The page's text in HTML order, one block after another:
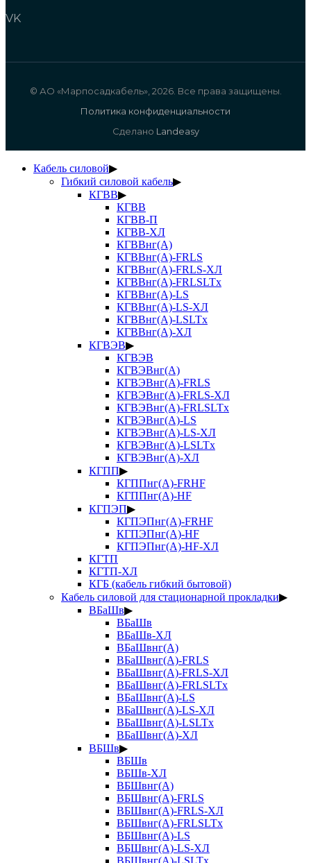
VK
© АО «Марпосадкабель», 2026. Все права защищены.
Политика конфиденциальности
Сделано Landeasy
Кабель силовой▶
Гибкий силовой кабель▶
КГВВ▶
КГВВ
КГВВ-П
КГВВ-ХЛ
КГВВнг(А)
КГВВнг(А)-FRLS
КГВВнг(А)-FRLS-ХЛ
КГВВнг(А)-FRLSLTx
КГВВнг(А)-LS
КГВВнг(А)-LS-ХЛ
КГВВнг(А)-LSLTx
КГВВнг(А)-ХЛ
КГВЭВ▶
КГВЭВ
КГВЭВнг(А)
КГВЭВнг(А)-FRLS
КГВЭВнг(А)-FRLS-ХЛ
КГВЭВнг(А)-FRLSLTx
КГВЭВнг(А)-LS
КГВЭВнг(А)-LS-ХЛ
КГВЭВнг(А)-LSLTx
КГВЭВнг(А)-ХЛ
КГПП▶
КГППнг(А)-FRHF
КГППнг(А)-HF
КГПЭП▶
КГПЭПнг(А)-FRHF
КГПЭПнг(А)-HF
КГПЭПнг(А)-HF-ХЛ
КГТП
КГТП-ХЛ
КГБ (кабель гибкий бытовой)
Кабель силовой для стационарной прокладки▶
ВБаШв▶
ВБаШв
ВБаШв-ХЛ
ВБаШвнг(А)
ВБаШвнг(А)-FRLS
ВБаШвнг(А)-FRLS-ХЛ
ВБаШвнг(А)-FRLSLTx
ВБаШвнг(А)-LS
ВБаШвнг(А)-LS-ХЛ
ВБаШвнг(А)-LSLTx
ВБаШвнг(А)-ХЛ
ВБШв▶
ВБШв
ВБШв-ХЛ
ВБШвнг(А)
ВБШвнг(А)-FRLS
ВБШвнг(А)-FRLS-ХЛ
ВБШвнг(А)-FRLSLTx
ВБШвнг(А)-LS
ВБШвнг(А)-LS-ХЛ